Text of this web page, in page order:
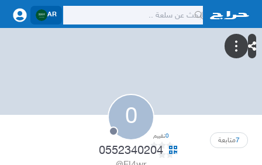
AR
0
7متابعة 0تقييم
0552340204